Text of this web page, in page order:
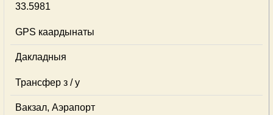
33.5981
GPS каардынаты
Дакладныя
Трансфер з / у
Вакзал, Аэрапорт